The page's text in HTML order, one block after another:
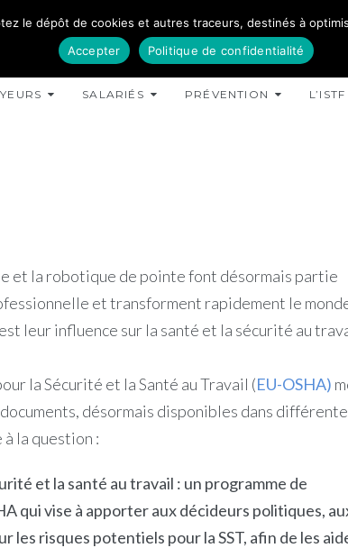
SALARIÉS PRÉVENTION L’ISTF
et la robotique de pointe font désormais partie
et transforment rapidement le
leur influence sur la santé et la sécurité au
la Sécurité et la Santé au Travail (EU-OSHA)
désormais disponibles dans
la question :
et la santé au travail : un programme de
qui vise à apporter aux décideurs politiques,
risques potentiels pour la SST, afin de les
le dépôt de cookies et autres traceurs, destinés à
Accepter
Politique de confidentialité